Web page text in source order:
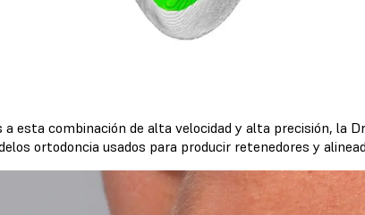
a esta combinación de alta velocidad y alta precisión, la
ortodoncia usados para producir retenedores y